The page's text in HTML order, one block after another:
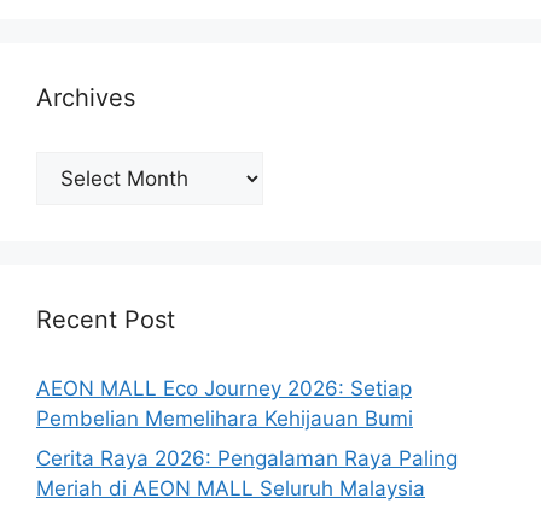
Archives
Archives
Recent Post
AEON MALL Eco Journey 2026: Setiap
Pembelian Memelihara Kehijauan Bumi
Cerita Raya 2026: Pengalaman Raya Paling
Meriah di AEON MALL Seluruh Malaysia